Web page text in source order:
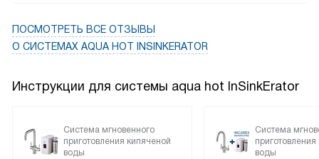
вежливое обращение, помощь в поиске и быструю
доставку Устанавливал я сам, все очень просто, только
вообще элементарно, плюс можно еще регулировать
ПОСМОТРЕТЬ ВСЕ ОТЗЫВЫ
О СИСТЕМАХ AQUA HOT INSINKERATOR
Инструкции для системы aqua hot InSinkErator
Система мгновенного
приготовления кипяченой
воды
Система
воды